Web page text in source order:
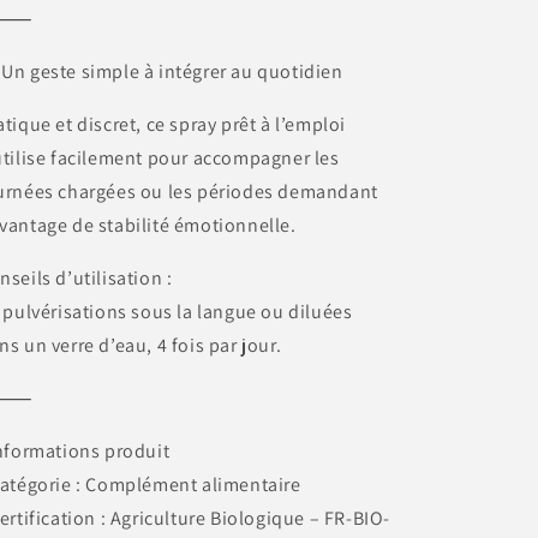
Un geste simple à intégrer au quotidien
et discret, ce spray prêt à l’emploi
facilement pour accompagner les
chargées ou les périodes demandant
de stabilité émotionnelle.
d’utilisation :
pulvérisations sous la langue ou diluées
un verre d’eau, 4 fois par jour.
produit
: Complément alimentaire
: Agriculture Biologique – FR-BIO-